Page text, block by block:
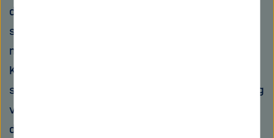
desto mehr Zusammenhänge entdecken sie. Es
sei so, als vermesse man die Welt noch einmal
neu, sagt Annette Peters: „Bei unseren
Kohortenstudien sammeln wir Daten immer
sehr nah am Individuum. Jetzt zoomen wir weg
von der Person und schauen im Weitwinkel auf
den Gesamtzustand des Planeten. Wir